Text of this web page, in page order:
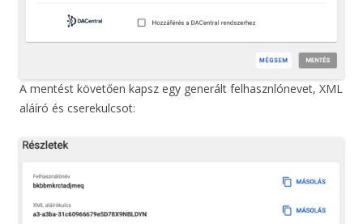
A mentést követően kapsz egy generált felhasznlónevet, XML
aláíró és cserekulcsot: